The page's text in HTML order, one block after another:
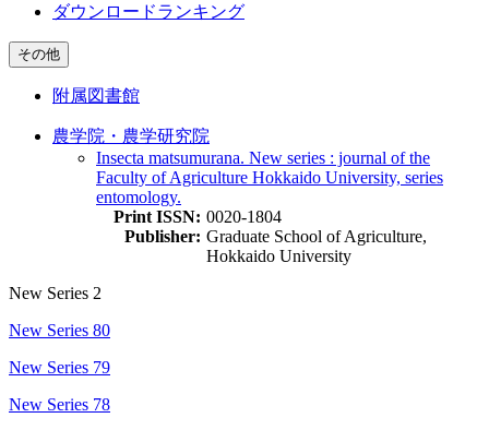
ダウンロードランキング
その他
附属図書館
農学院・農学研究院
Insecta matsumurana. New series : journal of the
Faculty of Agriculture Hokkaido University, series
entomology.
Print ISSN: 0020-1804
Publisher: Graduate School of Agriculture,
Hokkaido University
New Series 2
New Series 80
New Series 79
New Series 78